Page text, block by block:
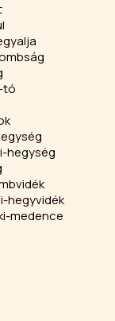
tó
hegység
hegyvidék
medence